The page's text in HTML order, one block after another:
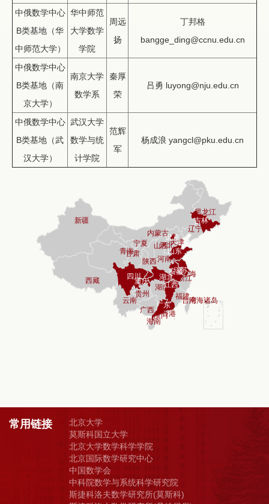
中俄数学中心
B类基地（华
中师范大学）
华中师范
大学数学
学院
周远
扬
丁邦格
bangge_ding@ccnu.edu.cn
中俄数学中心
B类基地（南
京大学）
南京大学
数学系
秦厚
荣
吕勇 luyong@nju.edu.cn
中俄数学中心
B类基地（武
汉大学）
武汉大学
数学与统
计学院
范辉
军
杨成浪 yangcl@pku.edu.cn
常用链接
北京大学
莫斯科国立大学
北京大学数学科学学院
北京国际数学研究中心
中国数学会
中科院数学与系统科学研究院
斯捷科洛夫数学研究所(莫斯科)